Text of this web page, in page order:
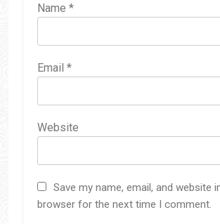
Name *
Email *
Website
Save my name, email, and website
browser for the next time I comment.